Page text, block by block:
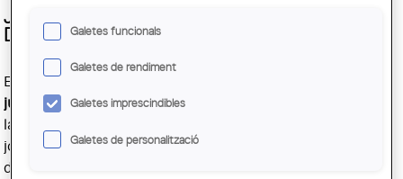
JORNADA AL COAC: CRITERIS D'APLICACIÓ
DEL CTE EN EDIFICIS EXISTENTS
El proper dimecres
juliol
a les 18 h, tindrà lloc a
la seu de plaça Nova una
jornada organitzada pels
diferents Grups de Treball
Galetes funcionals
Galetes de rendiment
Galetes imprescindibles
Galetes de personalització